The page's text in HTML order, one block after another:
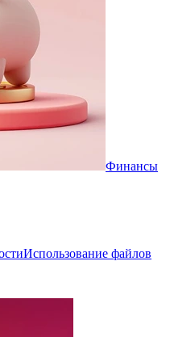
Финансы
Использование файлов